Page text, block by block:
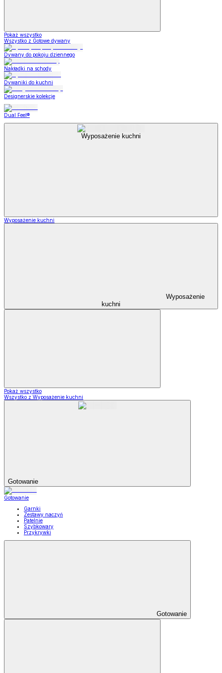
Pokaż wszystko
Wszystko z Gotowe dywany
Dywany do pokoju dziennego
Nakładki na schody
Dywaniki do kuchni
Designerskie kolekcje
Dual Feel®
Wyposażenie kuchni
Wyposażenie kuchni
Wyposażenie
kuchni
Pokaż wszystko
Wszystko z Wyposażenie kuchni
Gotowanie
Gotowanie
Garnki
Zestawy naczyń
Patelnie
Szybkowary
Przykrywki
Gotowanie